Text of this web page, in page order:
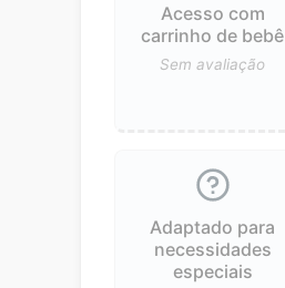
Acesso com
carrinho de bebê
Sem avaliação
Adaptado para
necessidades
especiais